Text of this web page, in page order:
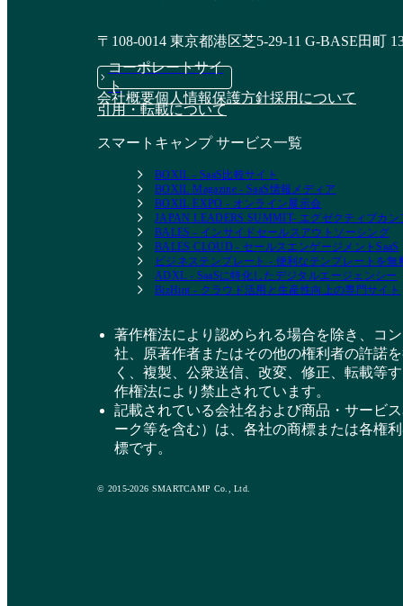
〒108-0014 東京都港区芝5-29-11 G-BASE田町
コーポレートサイ
ト
会社概要個人情報保護方針採用について
引用・転載について
スマートキャンプ サービス一覧
BOXIL - SaaS比較サイト
BOXIL Magazine - SaaS情報メディア
BOXIL EXPO - オンライン展示会
JAPAN LEADERS SUMMIT- エグゼクティブカン
BALES - インサイドセールスアウトソーシング
BALES CLOUD - セールスエンゲージメントSaaS
ビジネステンプレート - 便利なテンプレートを無
ADXL - SaaSに特化したデジタルエージェンシー
BizHint - クラウド活用と生産性向上の専門サイト
著作権法により認められる場合を除き、コ
社、原著作者またはその他の権利者の許諾
く、複製、公衆送信、改変、修正、転載等
作権法により禁止されています。
記載されている会社名および商品・サービ
ーク等を含む）は、各社の商標または各権
標です。
© 2015-2026 SMARTCAMP Co., Ltd.